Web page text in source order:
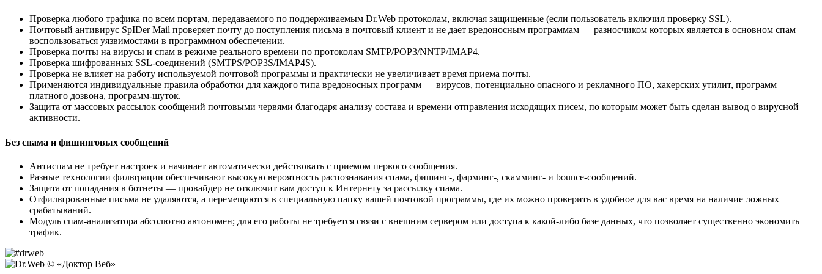
Проверка любого трафика по всем портам, передаваемого по поддерживаемым Dr.Web протоколам, включая защищенные (если пользователь включил проверку SSL).
Почтовый антивирус SpIDer Mail проверяет почту до поступления письма в почтовый клиент и не дает вредоносным программам — разносчиком которых является в основном спам —
воспользоваться уязвимостями в программном обеспечении.
Проверка почты на вирусы и спам в режиме реального времени по протоколам SMTP/POP3/NNTP/IMAP4.
Проверка шифрованных SSL-соединений (SMTPS/POP3S/IMAP4S).
Проверка не влияет на работу используемой почтовой программы и практически не увеличивает время приема почты.
Применяются индивидуальные правила обработки для каждого типа вредоносных программ — вирусов, потенциально опасного и рекламного ПО, хакерских утилит, программ
платного дозвона, программ-шуток.
Защита от массовых рассылок сообщений почтовыми червями благодаря анализу состава и времени отправления исходящих писем, по которым может быть сделан вывод о вирусной
активности.
Без спама и фишинговых сообщений
Антиспам не требует настроек и начинает автоматически действовать с приемом первого сообщения.
Разные технологии фильтрации обеспечивают высокую вероятность распознавания спама, фишинг-, фарминг-, скамминг- и bounce-сообщений.
Защита от попадания в ботнеты — провайдер не отключит вам доступ к Интернету за рассылку спама.
Отфильтрованные письма не удаляются, а перемещаются в специальную папку вашей почтовой программы, где их можно проверить в удобное для вас время на наличие ложных
срабатываний.
Модуль спам-анализатора абсолютно автономен; для его работы не требуется связи с внешним сервером или доступа к какой-либо базе данных, что позволяет существенно экономить
трафик.
© «Доктор Веб»